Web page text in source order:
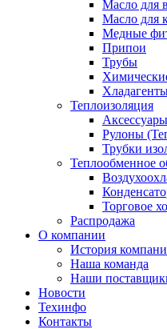
Масло для
Масло для
Медные
Припои
Трубы
Теплоизоляция
Аксессуары
Рулоны
Трубки
Теплообменное
Торговое
Распродажа
О компании
История
Наша команда
Наши
Новости
Техинфо
Контакты